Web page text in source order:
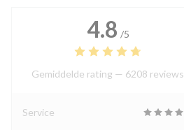
4.8 /5
Gemiddelde rating — 6208 reviews
Service